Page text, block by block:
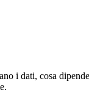
i dati, cosa